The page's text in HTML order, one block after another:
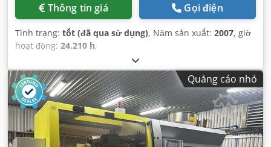
Thông tin giá Gọi điện
Tình trạng: tốt (đã qua sử dụng), Năm sản xuất: 2007, giờ
hoạt động: 24.210 h,
Quảng cáo nhỏ